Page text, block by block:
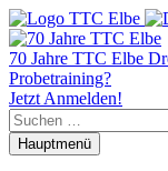
70 Jahre TTC Elbe
Probetraining?
Jetzt Anmelden!
Suchen
nach:
Hauptmenü